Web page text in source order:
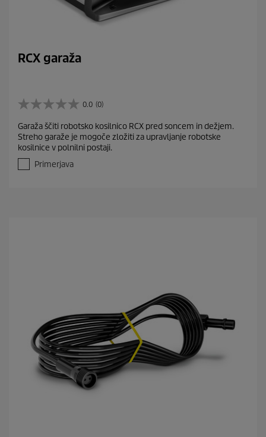
RCX garaža
0.0 (0)
0
0
o
d
z
Garaža ščiti robotsko kosilnico RCX pred soncem in dežjem.
Streho garaže je mogoče zložiti za upravljanje robotske
kosilnice v polnilni postaji.
Primerjava